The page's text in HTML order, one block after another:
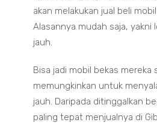
akan melakukan jual beli
Alasannya mudah saja, yakni
jauh.
Bisa jadi mobil bekas mereka
memungkinkan untuk
jauh. Daripada ditinggalkan
paling tepat menjualnya di